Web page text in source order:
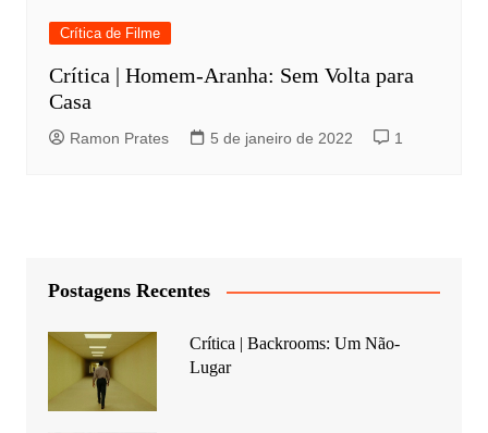
Crítica de Filme
Crítica | Homem-Aranha: Sem Volta para
Casa
Ramon Prates 5 de janeiro de 2022 1
Postagens Recentes
Crítica | Backrooms: Um Não-
Lugar